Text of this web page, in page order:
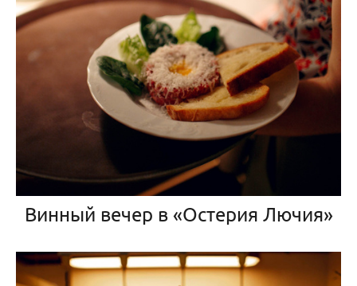
Винный вечер в «Остерия Лючия»